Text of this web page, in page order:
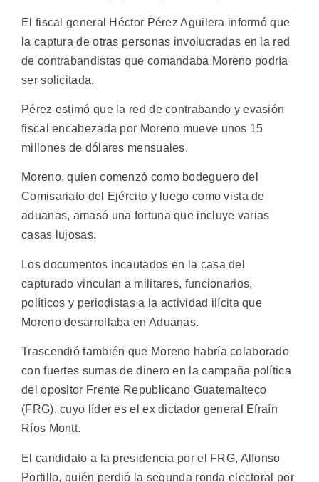
El fiscal general Héctor Pérez Aguilera informó que
la captura de otras personas involucradas en la red
de contrabandistas que comandaba Moreno podría
ser solicitada.
Pérez estimó que la red de contrabando y evasión
fiscal encabezada por Moreno mueve unos 15
millones de dólares mensuales.
Moreno, quien comenzó como bodeguero del
Comisariato del Ejército y luego como vista de
aduanas, amasó una fortuna que incluye varias
casas lujosas.
Los documentos incautados en la casa del
capturado vinculan a militares, funcionarios,
políticos y periodistas a la actividad ilícita que
Moreno desarrollaba en Aduanas.
Trascendió también que Moreno habría colaborado
con fuertes sumas de dinero en la campaña política
del opositor Frente Republicano Guatemalteco
(FRG), cuyo líder es el ex dictador general Efraín
Ríos Montt.
El candidato a la presidencia por el FRG, Alfonso
Portillo, quién perdió la segunda ronda electoral por